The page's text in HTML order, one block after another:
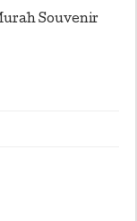
Souvenir